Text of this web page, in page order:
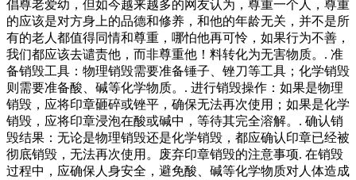
倡尊老爱幼，但如今越来越多的网友认为，尊重一个人，尊重
的应该是对方身上的品德和修养，和他的年龄无关，并不是所
有的老人都值得同情和尊重，哪怕他再可怜，如果行为不善，
我们都应该去谴责他，而非尊重他！料转化为无害物质。. 准
备销毁工具：物理销毁需要准备锤子、锉刀等工具；化学销毁
则需要准备酸、碱等化学物质。. 进行销毁操作：如果是物理
销毁，应将印章砸碎或锉平，确保无法再次使用；如果是化学
销毁，应将印章浸泡在酸或碱中，等待其完全溶解。. 确认销
毁结果：无论是物理销毁还是化学销毁，都应确认印章已经被
彻底销毁，无法再次使用。废弃印章销毁的注意事项. 在销毁
过程中，应确保人身安全，避免酸、碱等化学物质对人体造成